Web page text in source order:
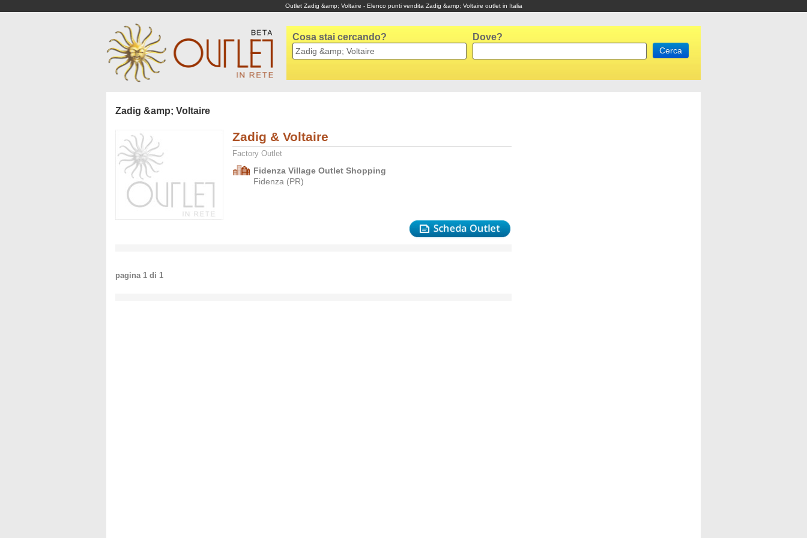
Outlet Zadig &amp; Voltaire - Elenco punti vendita Zadig &amp; Voltaire outlet in Italia
Cosa stai cercando? Dove?
Zadig &amp; Voltaire
Zadig & Voltaire
Factory Outlet
Fidenza Village Outlet Shopping
Fidenza (PR)
pagina 1 di 1